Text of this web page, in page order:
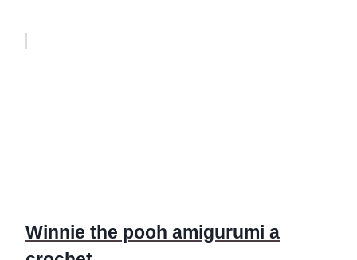
Winnie the pooh amigurumi a